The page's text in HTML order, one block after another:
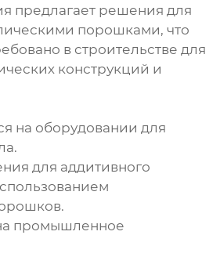
предлагает решения для
порошками, что
в строительстве для
конструкций и
на оборудовании для
для аддитивного
промышленное